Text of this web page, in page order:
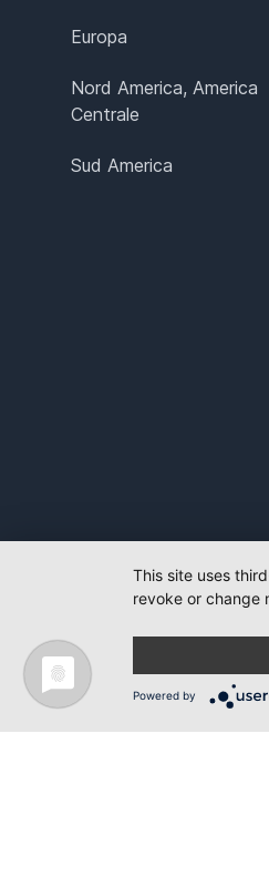
Europa
Nord America, America
Centrale
Sud America
This site uses
revoke or change
Powered by